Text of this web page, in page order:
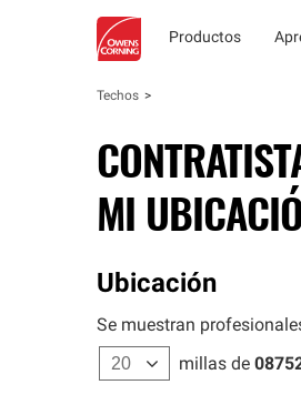
Productos
Techos
MI
Ubicación
Se muestran
millas de